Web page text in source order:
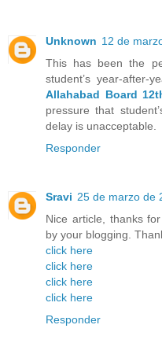
Unknown 12 de
This has been the
student’s year-after-
Allahabad Board
pressure that
delay is unacceptable.
Responder
Sravi 25 de marzo de
Nice article, thanks
by your blogging.
click here
click here
click here
click here
Responder